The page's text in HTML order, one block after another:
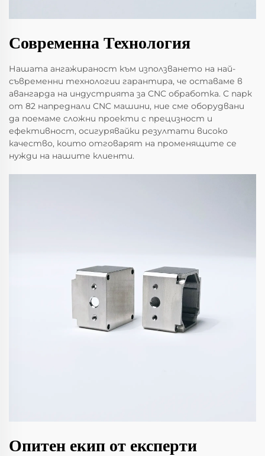
Современна Технология
Нашата ангажираност към използването на най-
съвременни технологии гарантира, че оставаме в
авангарда на индустрията за CNC обработка. С парк
от 82 напреднали CNC машини, ние сме оборудвани
да поемаме сложни проекти с прецизност и
ефективност, осигурявайки резултати високо
качество, които отговарят на променящите се
нужди на нашите клиенти.
Опитен екип от експерти